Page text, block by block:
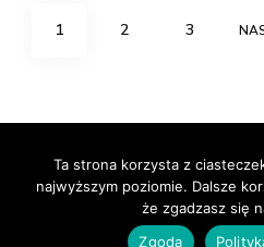
Stronicowanie
STRONA
1 STRONA
2 STRONA
3
© prawa autorskie2026
zastrzeżone.Vilva |
.Silnik:
Ta strona korzysta z
najwyższym poziomie. Dalsze
że zgadzasz się
Zgoda